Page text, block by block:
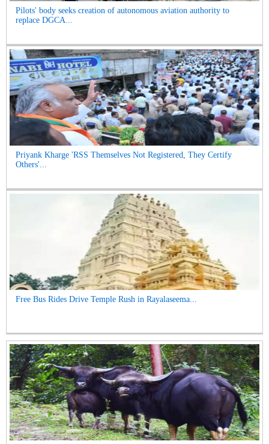
Pilots' body seeks creation of autonomous aviation authority to
replace DGCA...
Priyank Kharge 'RSS Themselves Not Registered, They Certify
Others'...
Free Bus Rides Drive Temple Rush in Rayalaseema...